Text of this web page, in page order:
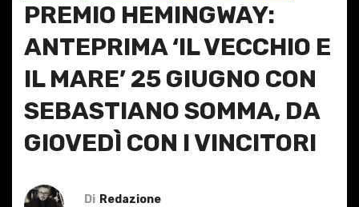
PREMIO HEMINGWAY:
ANTEPRIMA ‘IL VECCHIO E
IL MARE’ 25 GIUGNO CON
SEBASTIANO SOMMA, DA
GIOVEDÌ CON I VINCITORI
Di Redazione